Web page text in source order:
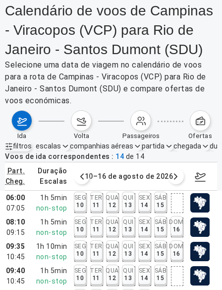
Calendário de voos de Campinas
- Viracopos (VCP) para Rio de
Janeiro - Santos Dumont (SDU)
Selecione uma data de viagem no calendário de voos
para a rota de Campinas - Viracopos (VCP) para Rio de
Janeiro - Santos Dumont (SDU) e compare ofertas de
voos económicas.
ida volta passageiros ofertas
filtros
Filtros ativos nenhum
escalas companhias aéreas partida chegada
Voos de ida correspondentes
14 de 14
part.
cheg.
duração
escalas
agosto de 2026 10–16 de agosto de 2026 17–23
06:00
07:05
1h 5min
non-stop
SEG
10
TER
11
QUA
12
QUI
13
SEX
14
SÁB
15
08:10
09:15
1h 5min
non-stop
SEG
10
TER
11
QUA
12
QUI
13
SEX
14
SÁB
15
DOM
16
09:35
10:45
1h 10min
non-stop
SEG
10
TER
11
QUA
12
QUI
13
SEX
14
SÁB
15
DOM
16
09:40
10:45
1h 5min
non-stop
SEG
10
TER
11
QUA
12
QUI
13
SEX
14
SÁB
15